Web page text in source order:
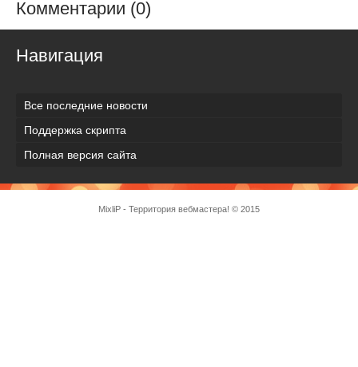
Комментарии (0)
Навигация
Все последние новости
Поддержка скрипта
Полная версия сайта
MixliP - Территория вебмастера! © 2015